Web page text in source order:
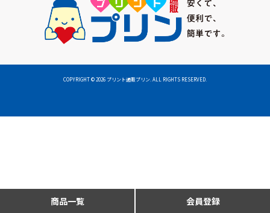
飲食店メニュー
ノベルティグッズ
COPYRIGHT©2026 プリント通販プリン. ALL RIGHTS RESERVED.
商品一覧 会員登録